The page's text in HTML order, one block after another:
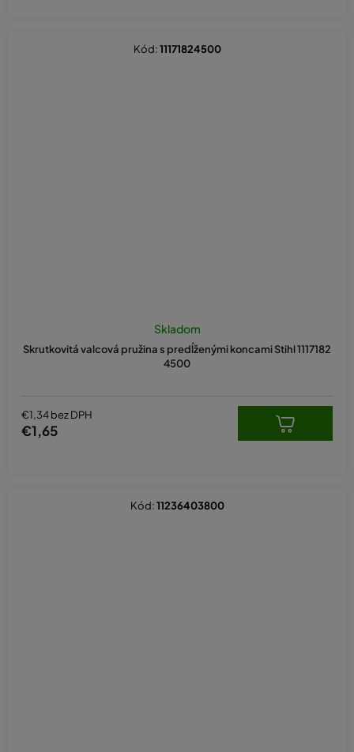
Skrutkovitá valcová pružina s predĺženými koncami Stihl 1117182
4500
Skladom
€1,34 bez DPH
€1,65
Kód:11171824500
Kód:11236403800